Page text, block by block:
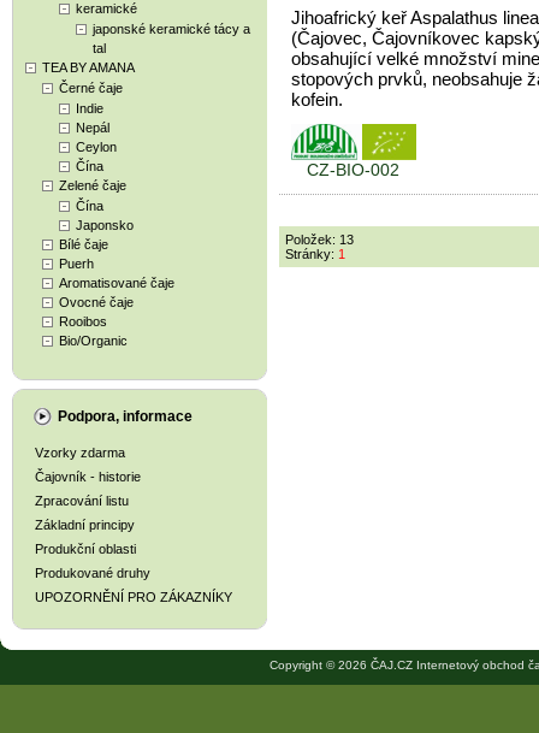
keramické
japonské keramické tácy a
tal
TEA BY AMANA
Černé čaje
Indie
Nepál
Ceylon
Čína
Zelené čaje
Čína
Japonsko
Bílé čaje
Puerh
Aromatisované čaje
Ovocné čaje
Rooibos
Bio/Organic
Podpora, informace
Vzorky zdarma
Čajovník - historie
Zpracování listu
Základní principy
Produkční oblasti
Produkované druhy
UPOZORNĚNÍ PRO ZÁKAZNÍKY
Jihoafrický keř Aspalathus
(Čajovec, Čajovníkovec
obsahující velké množství
stopových prvků, neobsahuje
kofein.
CZ-BIO-002
Položek: 13
Stránky: 1
Copyright © 2026 ČAJ.CZ Internetový obchod